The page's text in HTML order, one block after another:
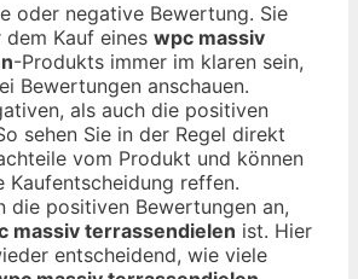
oder negative Bewertung. Sie
Kauf eines wpc massiv
-Produkts immer im klaren sein,
Bewertungen anschauen.
als auch die positiven
sehen Sie in der Regel direkt
vom Produkt und können
Kaufentscheidung reffen.
die positiven Bewertungen an,
massiv terrassendielen ist. Hier
entscheidend, wie viele